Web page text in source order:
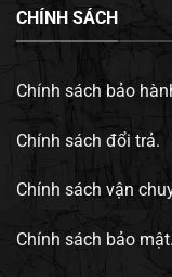
CHÍNH SÁCH
Chính sách bảo
Chính sách đổi trả.
Chính sách vận
Chính sách bảo mật.